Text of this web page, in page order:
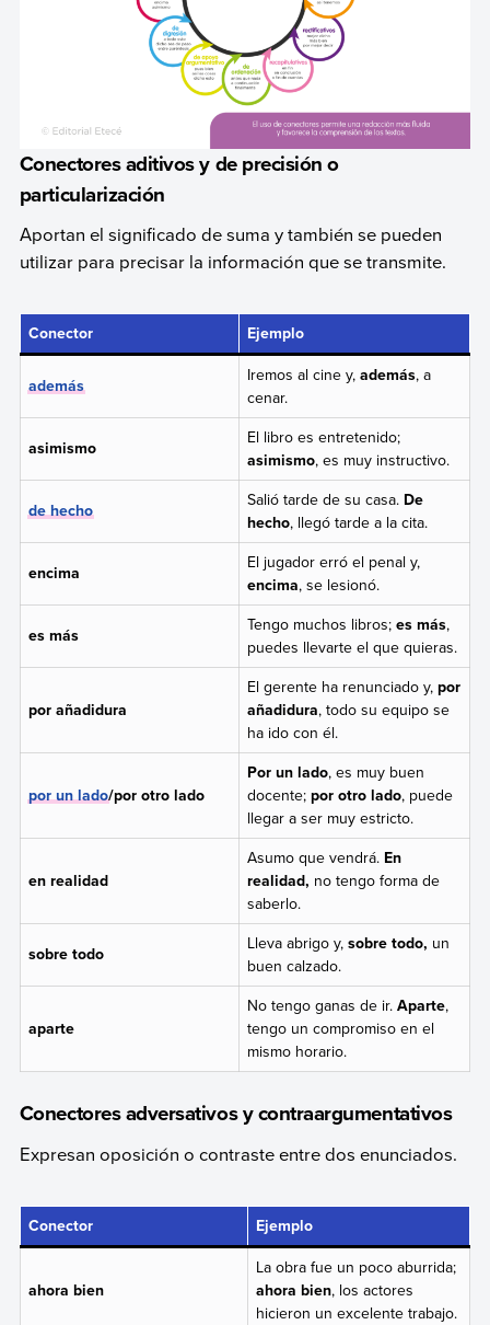
Conectores aditivos y de precisión o
particularización
Aportan el significado de suma y también se pueden
utilizar para precisar la información que se transmite.
Conector Ejemplo
además Iremos al cine y, además, a
cenar.
asimismo
El libro es entretenido;
asimismo, es muy instructivo.
de hecho Salió tarde de su casa. De
hecho, llegó tarde a la cita.
encima
El jugador erró el penal y,
encima, se lesionó.
es más Tengo muchos libros; es más,
puedes llevarte el que quieras.
por añadidura
El gerente ha renunciado y, por
añadidura, todo su equipo se
ha ido con él.
por un lado/por otro lado
Por un lado, es muy buen
docente; por otro lado, puede
llegar a ser muy estricto.
en realidad
Asumo que vendrá. En
realidad, no tengo forma de
saberlo.
sobre todo Lleva abrigo y, sobre todo, un
buen calzado.
aparte
No tengo ganas de ir. Aparte,
tengo un compromiso en el
mismo horario.
Conectores adversativos y contraargumentativos
Expresan oposición o contraste entre dos enunciados.
Conector Ejemplo
ahora bien
La obra fue un poco aburrida;
ahora bien, los actores
hicieron un excelente trabajo.